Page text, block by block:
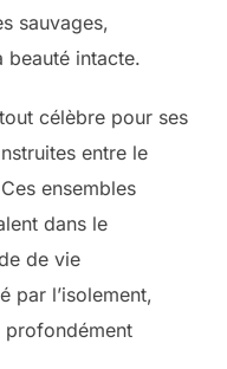
sauvages,
beauté intacte.
célèbre pour ses
entre le
ensembles
dans le
de vie
par l’isolement,
profondément